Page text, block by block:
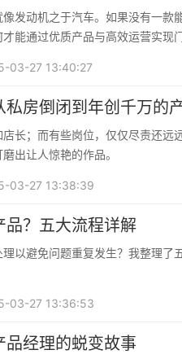
发动机之于汽车。如果没有一
能通过优质产品与高效运营实现
03-27 13:40:27
房倒闭到年创千万的
长；而有些岗位，仅仅尽责还
出让人惊艳的作品。
03-27 13:38:39
品？五大流程详解
以避免问题重复发生？我整理
03-27 13:36:53
品经理的蜕变故事